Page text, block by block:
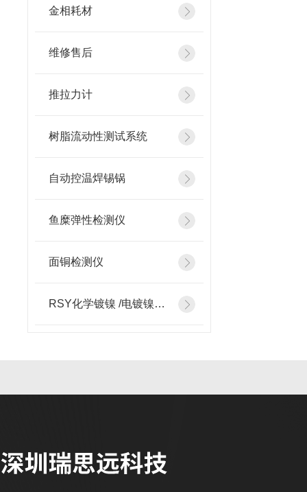
金相耗材
维修售后
推拉力计
树脂流动性测试系统
自动控温焊锡锅
鱼糜弹性检测仪
面铜检测仪
RSY化学镀镍 /电镀镍检测添加设备